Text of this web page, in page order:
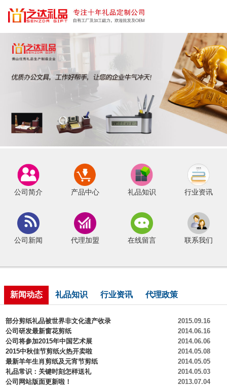
公司简介 产品中心 礼品知识 行业资讯
公司新闻 代理加盟 在线留言 联系我们
新闻动态 礼品知识 行业资讯 代理政策
部分剪纸礼品被世界非文化遗产收录
2015.09.16
公司研发最新窗花剪纸
2014.06.16
公司将参加2015年中国艺术展
2014.06.06
2015中秋佳节剪纸火热开卖啦
2014.05.08
最新羊年生肖剪纸及元宵节剪纸
2014.05.05
礼品常识：关键时刻怎样送礼
2014.05.03
公司网站版面更新啦！
2013.07.04